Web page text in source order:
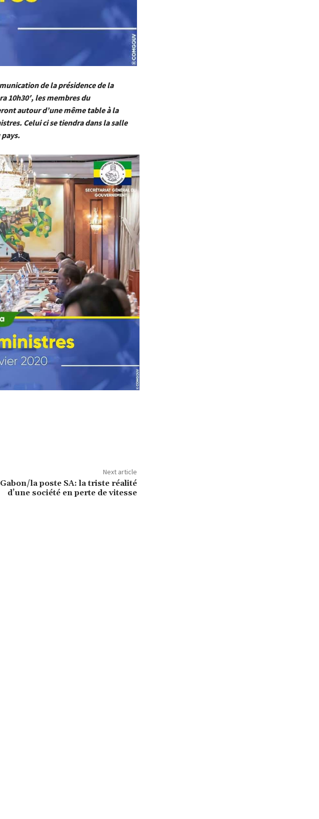
de la présidence de la
10h30′, les membres du
autour d’une même table à la
Celui ci se tiendra dans la salle
Next article
Gabon/la poste SA: la triste réalité
d’une société en perte de vitesse